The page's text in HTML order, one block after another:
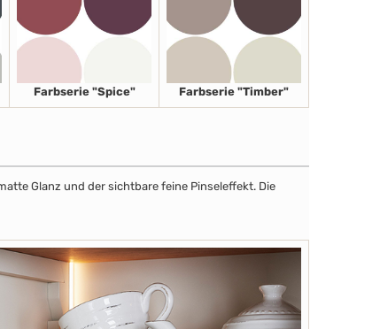
Farbserie "Spice" Farbserie "Timber"
Glanz und der sichtbare feine Pinseleffekt. Die